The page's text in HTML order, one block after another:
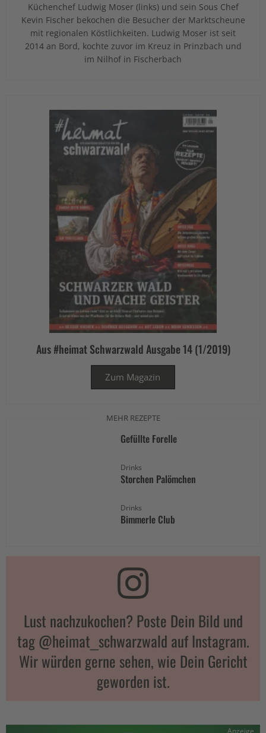
Küchenchef Ludwig Moser (links) und sein Sous Chef
Kevin Fischer bekochen die Besucher der Marktscheune
mit regionalen Köstlichkeiten. Ludwig Moser ist seit
2014 an Bord, kochte zuvor im Kreuz in Prinzbach und
im Nilhof in Fischerbach
Aus #heimat Schwarzwald Ausgabe 14 (1/2019)
Zum Magazin
MEHR REZEPTE
Gefüllte Forelle
Drinks
Storchen Palömchen
Drinks
Bimmerle Club
Lust nachzukochen? Poste Dein Bild und
tag @heimat_schwarzwald auf Instagram.
Wir würden gerne sehen, wie Dein Gericht
geworden ist.
Anzeige